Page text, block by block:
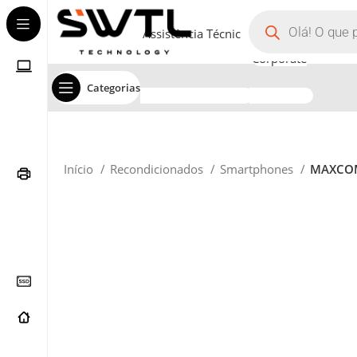
Categorias
Assistência Técnica
Corporate
Início Recondicionados Smartphones